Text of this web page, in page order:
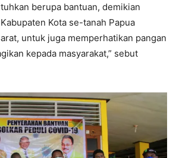
berupa bantuan, demikian
Kota se-tanah Papua
untuk juga memperhatikan pangan
kepada masyarakat,” sebut